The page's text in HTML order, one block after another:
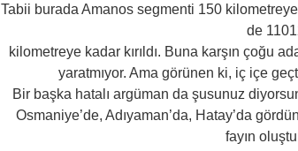
Tabii burada Amanos segmenti 150
de
kilometreye kadar kırıldı. Buna karşın çoğu
yaratmıyor. Ama görünen ki, iç içe
Bir başka hatalı argüman da şusunuz
Osmaniye’de, Adıyaman’da, Hatay’da
fayın